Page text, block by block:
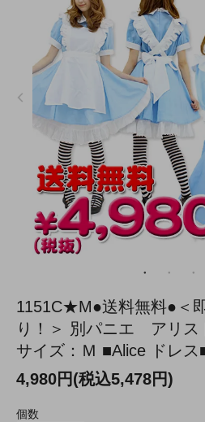
1151C★M●送料無料●＜
り！＞ 別パニエ アリ
サイズ：Ｍ ■Alice ドレス
4,980円(税込5,478円)
個数